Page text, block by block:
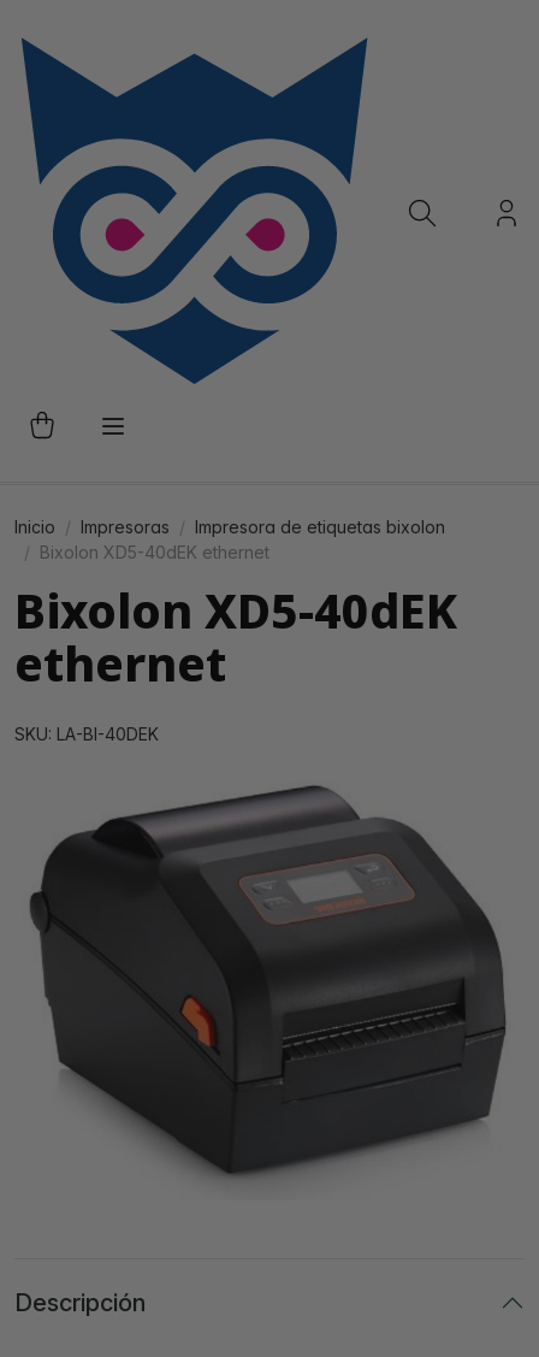
Inicio Impresoras
Impresora de etiquetas bixolon
Bixolon XD5-40dEK ethernet
Bixolon XD5-40dEK
ethernet
SKU: LA-BI-40DEK
Descripción